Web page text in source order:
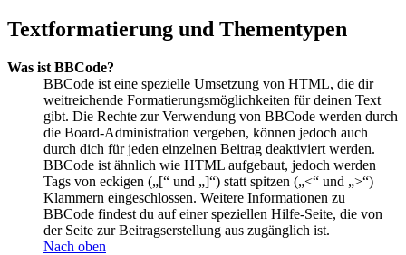
Textformatierung und Thementypen
Was ist BBCode?
BBCode ist eine spezielle Umsetzung von HTML, die dir
weitreichende Formatierungsmöglichkeiten für deinen Text
gibt. Die Rechte zur Verwendung von BBCode werden durch
die Board-Administration vergeben, können jedoch auch
durch dich für jeden einzelnen Beitrag deaktiviert werden.
BBCode ist ähnlich wie HTML aufgebaut, jedoch werden
Tags von eckigen („[“ und „]“) statt spitzen („<“ und „>“)
Klammern eingeschlossen. Weitere Informationen zu
BBCode findest du auf einer speziellen Hilfe-Seite, die von
der Seite zur Beitragserstellung aus zugänglich ist.
Nach oben